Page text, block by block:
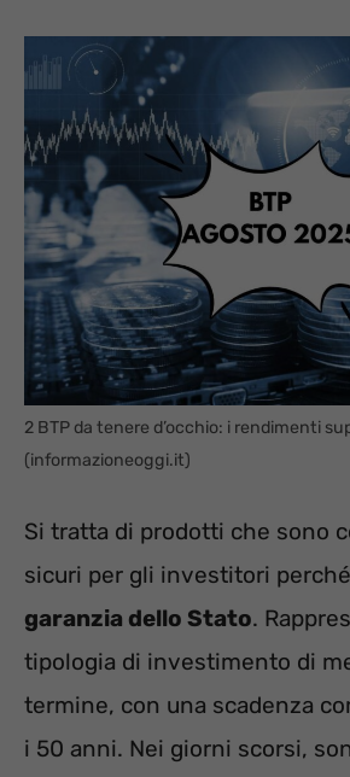
2 BTP da tenere d’occhio: i rendimenti
(informazioneoggi.it)
Si tratta di prodotti che sono
sicuri per gli investitori
garanzia dello Stato.
tipologia di investimento di
termine, con una scadenza
i 50 anni. Nei giorni scorsi,